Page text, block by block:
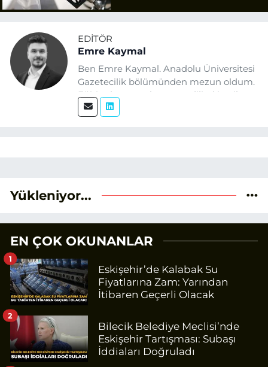
EDITÖR
Emre Kaymal
Ben Emre Kaymal. Anadolu Üniversitesi
Gazetecilik bölümünden mezun oldum.
Eğitim hayatım boyunca dijital içerik
üretimi ve arama motoru
Yükleniyor...
EN ÇOK OKUNANLAR
Eskişehir’de Kalabak Su
Fiyatlarına Zam: Yarından
İtibaren Geçerli Olacak
1
Bilecik Belediye Meclisi’nde
Eskişehir Tartışması: Subaşı
İddiaları Doğruladı
2